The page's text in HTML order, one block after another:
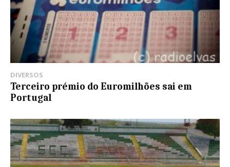
DIVERSOS
Terceiro prémio do Euromilhões sai em
Portugal